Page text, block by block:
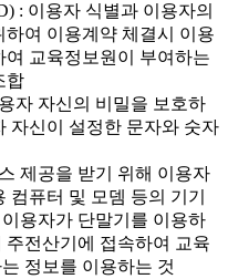
: 이용자 식별과 이용자의
하여 이용계약 체결시 이용
여 교육정보원이 부여하는
합
자 자신의 비밀을 보호하
자신이 설정한 문자와 숫자
제공을 받기 위해 이용자
컴퓨터 및 모뎀 등의 기기
용자가 단말기를 이용하
주전산기에 접속하여 교육
정보를 이용하는 것